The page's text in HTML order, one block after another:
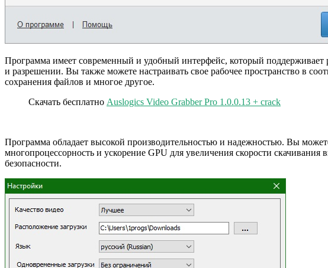
Программа имеет современный и удобный интерфейс, который поддерживает
и разрешении. Вы также можете настраивать свое рабочее пространство в
сохранения файлов и многое другое.
Скачать бесплатно Auslogics Video Grabber Pro 1.0.0.13 + crack
Программа обладает высокой производительностью и надежностью. Вы
многопроцессорность и ускорение GPU для увеличения скорости
безопасности.